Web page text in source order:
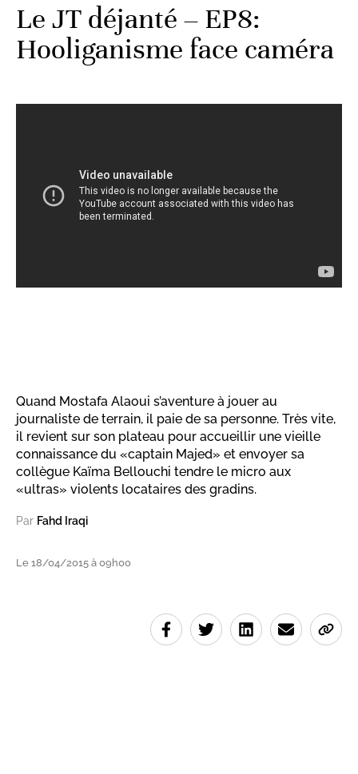
Le JT déjanté – EP8:
Hooliganisme face caméra
Quand Mostafa Alaoui s’aventure à jouer au
journaliste de terrain, il paie de sa personne. Très vite,
il revient sur son plateau pour accueillir une vieille
connaissance du «captain Majed» et envoyer sa
collègue Kaïma Bellouchi tendre le micro aux
«ultras» violents locataires des gradins.
Par Fahd Iraqi
Le 18/04/2015 à 09h00